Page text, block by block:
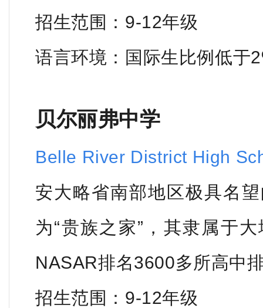
招生范围：9-12年级
语言环境：国际生比例低于
贝尔丽弗中学
Belle River District High
安大略省南部地区极具名
为“贵族之家”，其隶属于
NASAR排名3600多所高中
招生范围：9-12年级